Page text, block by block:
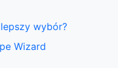
wybór?
Wizard